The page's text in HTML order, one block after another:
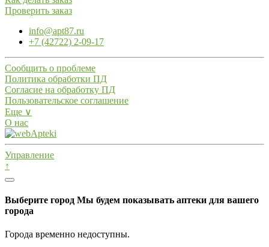
Проверить заказ
info@apt87.ru
+7 (42722) 2-09-17
Сообщить о проблеме
Политика обработки ПД
Согласие на обработку ПД
Пользовательское соглашение
Еще ∨
О нас
Управление
↑
Выберите город Мы будем показывать аптеки для вашего
города
Города временно недоступны.